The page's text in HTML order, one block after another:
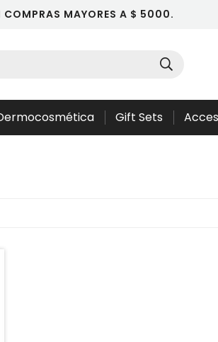
COMPRAS MAYORES A $ 5000.
Gift Sets